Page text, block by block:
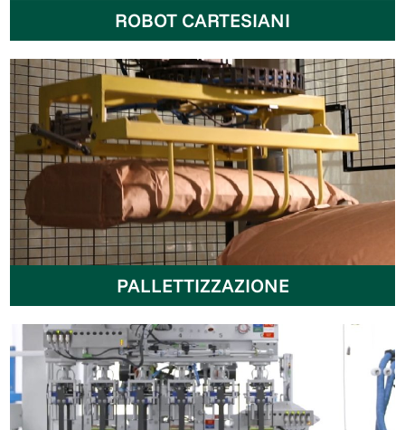
ROBOT CARTESIANI
PALLETTIZZAZIONE